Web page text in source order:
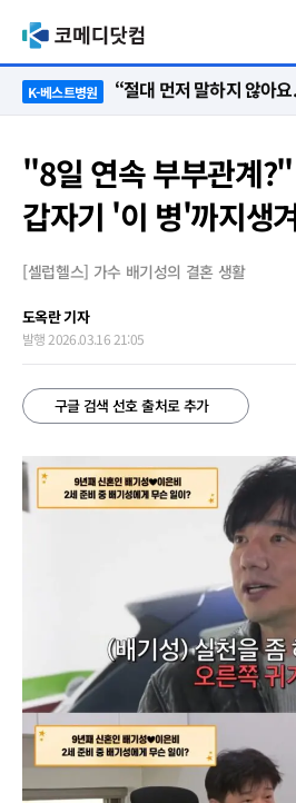
K-베스트병원
"8일 연속 부부관계
갑자기 '이 병'까지생
[셀럽헬스] 가수 배기성의 결혼 생활
도옥란 기자
발행 2026.03.16 21:05
구글 검색 선호 출처로 추가